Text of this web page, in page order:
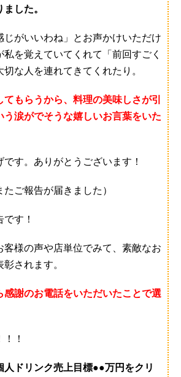
した。
じがいいわね」とお声かけいただけ
私を覚えていてくれて「前回すごく
な人を連れてきてくれたり。
てもらうから、料理の美味しさが引
う涙がでそうな嬉しいお言葉をいた
す。ありがとうございます！
たご報告が届きました）
す！
客様の声や店単位でみて、素敵なお
されます。
感謝のお電話をいただいたことで選
！
人ドリンク売上目標●●万円をクリ